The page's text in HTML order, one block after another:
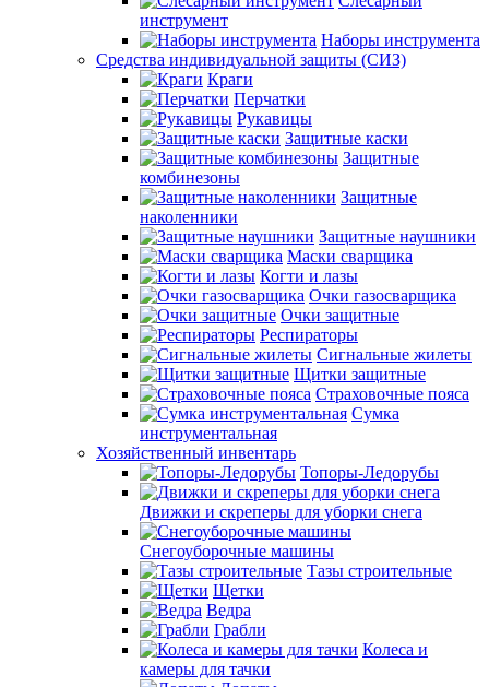
инструмент
Наборы инструмента
Средства индивидуальной защиты (СИЗ)
Краги
Перчатки
Рукавицы
Защитные каски
Защитные
комбинезоны
Защитные
наколенники
Защитные наушники
Маски сварщика
Когти и лазы
Очки газосварщика
Очки защитные
Респираторы
Сигнальные жилеты
Щитки защитные
Страховочные пояса
Сумка
инструментальная
Хозяйственный инвентарь
Топоры-Ледорубы
Движки и скреперы для уборки снега
Снегоуборочные машины
Тазы строительные
Щетки
Ведра
Грабли
Колеса и
камеры для тачки